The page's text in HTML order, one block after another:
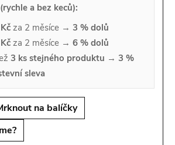
a bez keců):
za 2 měsíce → 3 % dolů
za 2 měsíce → 6 % dolů
3 ks stejného produktu → 3 %
sleva
na balíčky